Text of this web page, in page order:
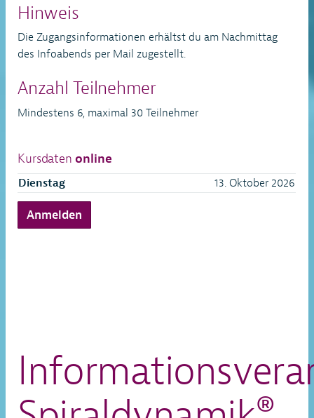
Hinweis
Die Zugangsinformationen erhältst du am Nachmittag
des Infoabends per Mail zugestellt.
Anzahl Teilnehmer
Mindestens 6, maximal 30 Teilnehmer
Kursdatenonline
Dienstag 13. Oktober 2026
Anmelden